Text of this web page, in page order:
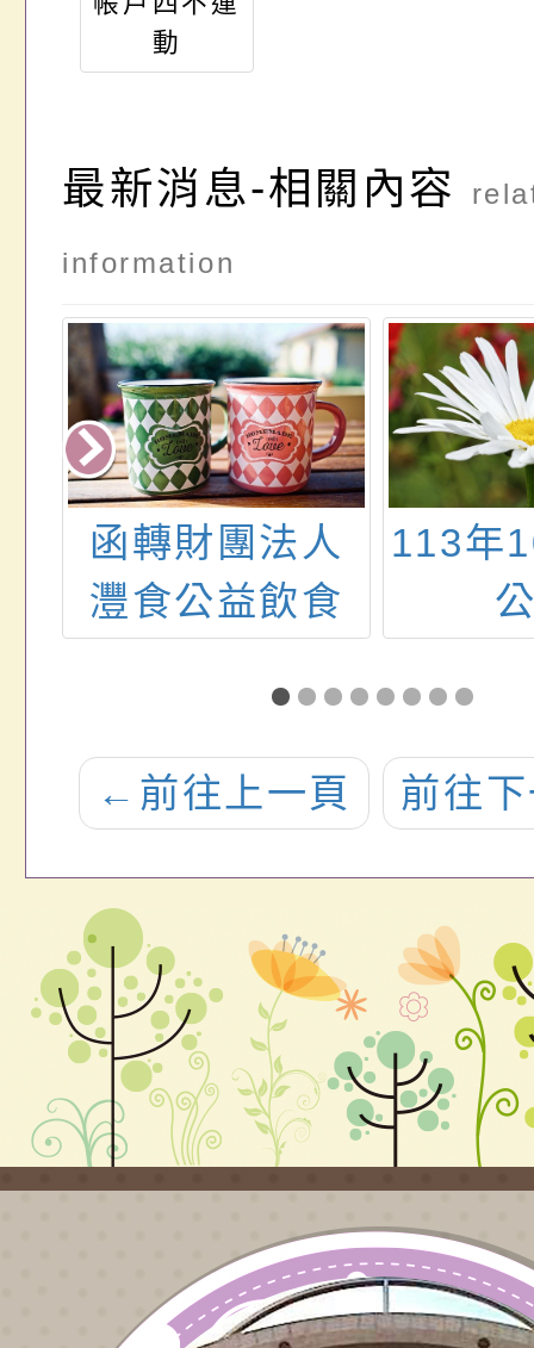
動
最新消息-相關內容
information
watch?
函轉財團法人
灃食公益飲食
會舉辦「灃食
主廚到我家」
活動(詳如附
件)，請轉知所
屬人員報名參
加，請查照。
113年
← 前往上一頁 前往